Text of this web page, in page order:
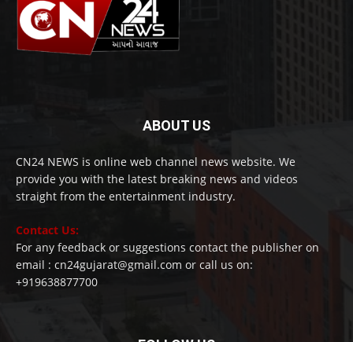
ABOUT US
CN24 NEWS is online web channel news website. We
provide you with the latest breaking news and videos
straight from the entertainment industry.
Contact Us:
For any feedback or suggestions contact the publisher on
email : cn24gujarat@gmail.com or call us on:
+919638877700